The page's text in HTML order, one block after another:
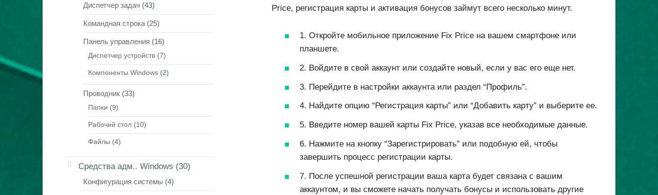
Price, регистрация карты и активация бонусов займут всего несколько минут.
1. Откройте мобильное приложение Fix Price на вашем смартфоне или
планшете.
2. Войдите в свой аккаунт или создайте новый, если у вас его еще нет.
3. Перейдите в настройки аккаунта или раздел “Профиль”.
4. Найдите опцию “Регистрация карты” или “Добавить карту” и выберите ее.
5. Введите номер вашей карты Fix Price, указав все необходимые данные.
6. Нажмите на кнопку “Зарегистрировать” или подобную ей, чтобы
завершить процесс регистрации карты.
7. После успешной регистрации ваша карта будет связана с вашим
аккаунтом, и вы сможете начать получать бонусы и использовать другие
Диспетчер задач (43)
Командная строка (25)
Панель управления (16)
Диспетчер устройств (7)
Компоненты Windows (2)
Проводник (33)
Папки (9)
Рабочий стол (10)
Файлы (4)
Средства адм.. Windows (30)
Конфигурация системы (4)